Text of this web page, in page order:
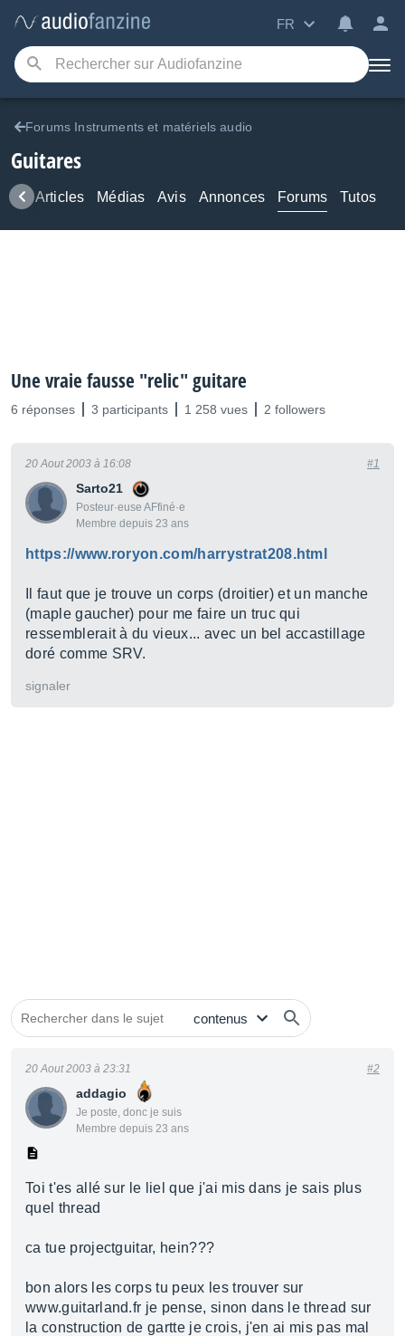
FR
Forums Instruments et matériels audio
Guitares
Articles Médias Avis Annonces Forums Tutos
Une vraie fausse "relic" guitare
6 réponses 3 participants 1 258 vues 2 followers
Sarto21
Posteur·euse AFfiné·e
Membre depuis 23 ans
20 Aout 2003 à 16:08 #1
https://www.roryon.com/harrystrat208.html
Il faut que je trouve un corps (droitier) et un manche
(maple gaucher) pour me faire un truc qui
ressemblerait à du vieux... avec un bel accastillage
doré comme SRV.
signaler
addagio
Je poste, donc je suis
Membre depuis 23 ans
20 Aout 2003 à 23:31 #2
Toi t'es allé sur le liel que j'ai mis dans je sais plus
quel thread
ca tue projectguitar, hein???
bon alors les corps tu peux les trouver sur
www.guitarland.fr je pense, sinon dans le thread sur
la construction de gartte je crois, j'en ai mis pas mal